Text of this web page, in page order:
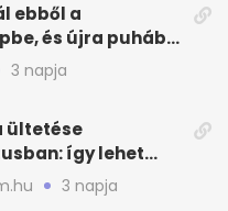
ebből a
és újra puhább
3 napja
ültetése
így lehet
virágos a kert
3 napja